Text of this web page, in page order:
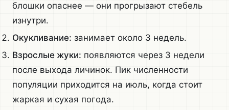
блошки опаснее — они прогрызают стебель
изнутри.
Окукливание: занимает около 3 недель.
Взрослые жуки: появляются через 3 недели
после выхода личинок. Пик численности
популяции приходится на июль, когда стоит
жаркая и сухая погода.